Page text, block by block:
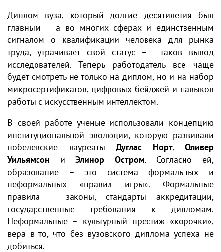
Диплом вуза, который долгие десятилетия был
главным – а во многих сферах и единственным
сигналом о квалификации человека для рынка
труда, утрачивает свой статус – таков вывод
исследователей. Теперь работодатель всё чаще
будет смотреть не только на диплом, но и на набор
микросертификатов, цифровых бейджей и навыков
работы с искусственным интеллектом.
В своей работе учёные использовали концепцию
институциональной эволюции, которую развивали
нобелевские лауреаты Дуглас Норт, Оливер
Уильямсон иЭлинор Остром. Согласно ей,
образование – это система формальных и
неформальных «правил игры». Формальные
правила – законы, стандарты аккредитации,
государственные требования к дипломам.
Неформальные – культурный престиж «корочки»,
вера в то, что без вузовского диплома успеха не
добиться.